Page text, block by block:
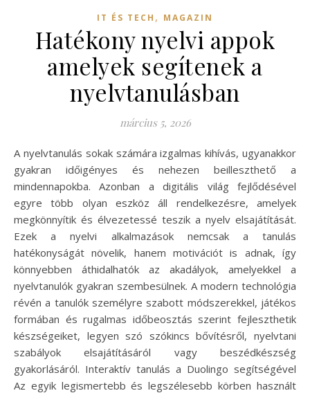
IT ÉS TECH , MAGAZIN
Hatékony nyelvi appok
amelyek segítenek a
nyelvtanulásban
március 5, 2026
A nyelvtanulás sokak számára izgalmas kihívás, ugyanakkor
gyakran időigényes és nehezen beilleszthető a
mindennapokba. Azonban a digitális világ fejlődésével
egyre több olyan eszköz áll rendelkezésre, amelyek
megkönnyítik és élvezetessé teszik a nyelv elsajátítását.
Ezek a nyelvi alkalmazások nemcsak a tanulás
hatékonyságát növelik, hanem motivációt is adnak, így
könnyebben áthidalhatók az akadályok, amelyekkel a
nyelvtanulók gyakran szembesülnek. A modern technológia
révén a tanulók személyre szabott módszerekkel, játékos
formában és rugalmas időbeosztás szerint fejleszthetik
készségeiket, legyen szó szókincs bővítésről, nyelvtani
szabályok elsajátításáról vagy beszédkészség
gyakorlásáról. Interaktív tanulás a Duolingo segítségével
Az egyik legismertebb és legszélesebb körben használt